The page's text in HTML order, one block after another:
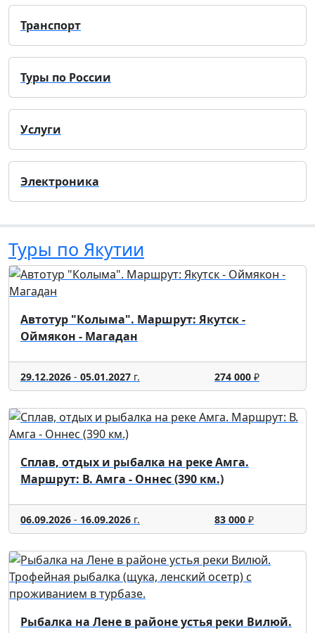
Транспорт
Туры по России
Услуги
Электроника
Туры по Якутии
Автотур "Колыма". Маршрут: Якутск -
Оймякон - Магадан
29.12.2026 - 05.01.2027 г. 274 000₽
Сплав, отдых и рыбалка на реке Амга.
Маршрут: В. Амга - Оннес (390 км.)
06.09.2026 - 16.09.2026 г. 83 000₽
Рыбалка на Лене в районе устья реки Вилюй.